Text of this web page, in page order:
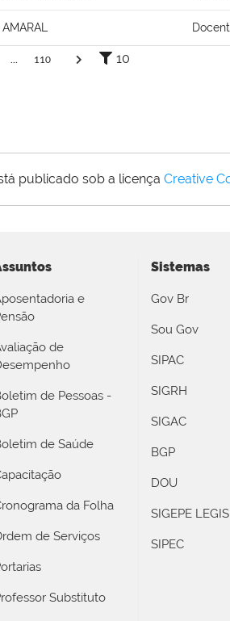
110 10
publicado sob a licença Creative
e
de
de Pessoas -
de Saúde
da Folha
de Serviços
Substituto
Sistemas
Gov Br
Sou Gov
SIPAC
SIGRH
SIGAC
BGP
DOU
SIGEPE LEGIS
SIPEC